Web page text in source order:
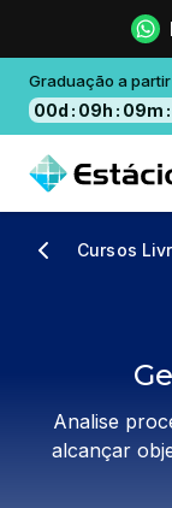
Graduação a
00d : 09h : 09m :
Cursos
Analise
alcançar